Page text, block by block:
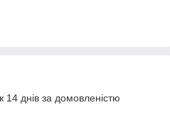
днів за домовленістю